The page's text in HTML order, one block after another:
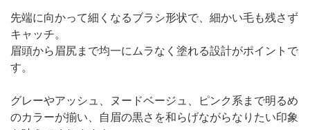
先端に向かって細くなるブラシ形状で、細かい毛も残さず
キャッチ。
眉頭から眉尻まで均一にムラなく塗れる設計がポイントで
す。
グレーやアッシュ、ヌードベージュ、ピンク系まで明るめ
のカラーが揃い、自眉の黒さを和らげながらなりたい印象